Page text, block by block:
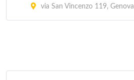
via San Vincenzo 119, Genova